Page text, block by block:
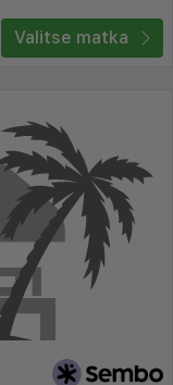
Valitse matka